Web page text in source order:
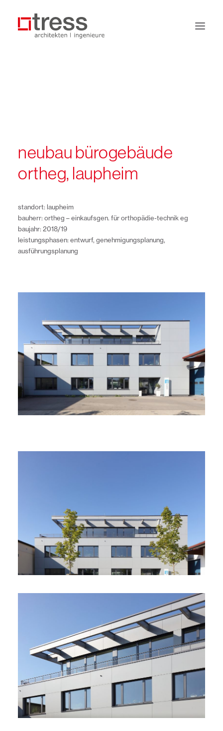
kontakt
neubau bürogebäude
ortheg, laupheim
standort: laupheim
bauherr: ortheg – einkaufsgen. für orthopädie-technik eg
baujahr: 2018/19
leistungsphasen: entwurf, genehmigungsplanung,
ausführungsplanung